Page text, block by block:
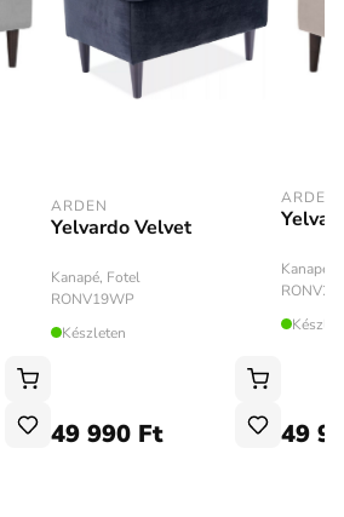
ARDEN
Yelvardo Velvet
Kanapé, Fotel
RONV19WP
Készleten
49 990 Ft
ARDEN
Kanapé,
49